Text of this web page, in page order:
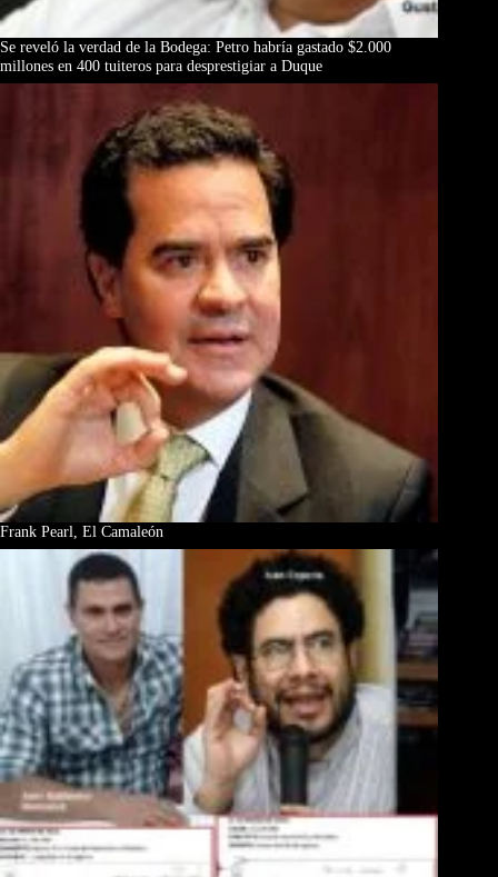
Se reveló la verdad de la Bodega: Petro habría gastado $2.000
millones en 400 tuiteros para desprestigiar a Duque
Frank Pearl, El Camaleón